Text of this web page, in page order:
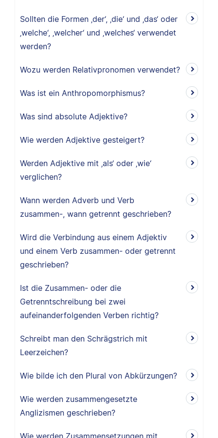
Sollten die Formen ‚der‘, ‚die‘ und ‚das‘ oder
‚welche‘, ‚welcher‘ und ‚welches‘ verwendet
werden?
Wozu werden Relativpronomen verwendet?
Was ist ein Anthropomorphismus?
Was sind absolute Adjektive?
Wie werden Adjektive gesteigert?
Werden Adjektive mit ‚als‘ oder ‚wie‘
verglichen?
Wann werden Adverb und Verb
zusammen-, wann getrennt geschrieben?
Wird die Verbindung aus einem Adjektiv
und einem Verb zusammen- oder getrennt
geschrieben?
Ist die Zusammen- oder die
Getrenntschreibung bei zwei
aufeinanderfolgenden Verben richtig?
Schreibt man den Schrägstrich mit
Leerzeichen?
Wie bilde ich den Plural von Abkürzungen?
Wie werden zusammengesetzte
Anglizismen geschrieben?
Wie werden Zusammensetzungen mit